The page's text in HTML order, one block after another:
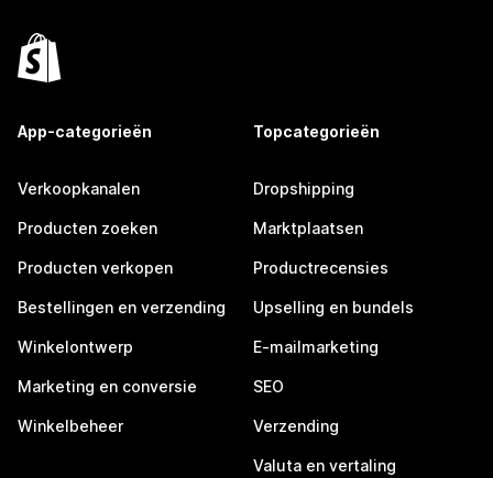
App-categorieën
Verkoopkanalen
Producten zoeken
Producten verkopen
Bestellingen en verzending
Winkelontwerp
Marketing en conversie
Winkelbeheer
Topcategorieën
Dropshipping
Marktplaatsen
Productrecensies
Upselling en bundels
E-mailmarketing
SEO
Verzending
Valuta en vertaling